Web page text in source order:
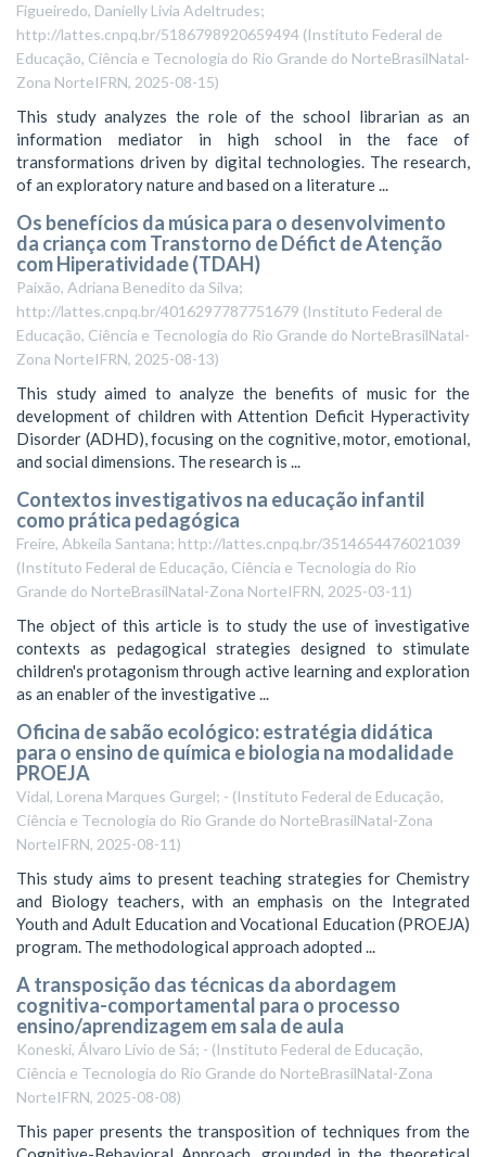
Figueiredo, Danielly Livia Adeltrudes;
http://lattes.cnpq.br/5186798920659494 (Instituto Federal de
Educação, Ciência e Tecnologia do Rio Grande do NorteBrasilNatal-
Zona NorteIFRN, 2025-08-15)
This study analyzes the role of the school librarian as an
information mediator in high school in the face of
transformations driven by digital technologies. The research,
of an exploratory nature and based on a literature ...
Os benefícios da música para o desenvolvimento
da criança com Transtorno de Défict de Atenção
com Hiperatividade (TDAH)
Paixão, Adriana Benedito da Silva;
http://lattes.cnpq.br/4016297787751679 (Instituto Federal de
Educação, Ciência e Tecnologia do Rio Grande do NorteBrasilNatal-
Zona NorteIFRN, 2025-08-13)
This study aimed to analyze the benefits of music for the
development of children with Attention Deficit Hyperactivity
Disorder (ADHD), focusing on the cognitive, motor, emotional,
and social dimensions. The research is ...
Contextos investigativos na educação infantil
como prática pedagógica
Freire, Abkeila Santana; http://lattes.cnpq.br/3514654476021039
(Instituto Federal de Educação, Ciência e Tecnologia do Rio
Grande do NorteBrasilNatal-Zona NorteIFRN, 2025-03-11)
The object of this article is to study the use of investigative
contexts as pedagogical strategies designed to stimulate
children's protagonism through active learning and exploration
as an enabler of the investigative ...
Oficina de sabão ecológico: estratégia didática
para o ensino de química e biologia na modalidade
PROEJA
Vidal, Lorena Marques Gurgel; - (Instituto Federal de Educação,
Ciência e Tecnologia do Rio Grande do NorteBrasilNatal-Zona
NorteIFRN, 2025-08-11)
This study aims to present teaching strategies for Chemistry
and Biology teachers, with an emphasis on the Integrated
Youth and Adult Education and Vocational Education (PROEJA)
program. The methodological approach adopted ...
A transposição das técnicas da abordagem
cognitiva-comportamental para o processo
ensino/aprendizagem em sala de aula
Koneski, Álvaro Lívio de Sá; - (Instituto Federal de Educação,
Ciência e Tecnologia do Rio Grande do NorteBrasilNatal-Zona
NorteIFRN, 2025-08-08)
This paper presents the transposition of techniques from the